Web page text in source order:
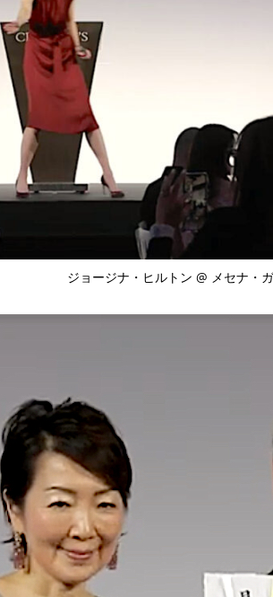
ジョージナ・ヒルトン @ メセナ・